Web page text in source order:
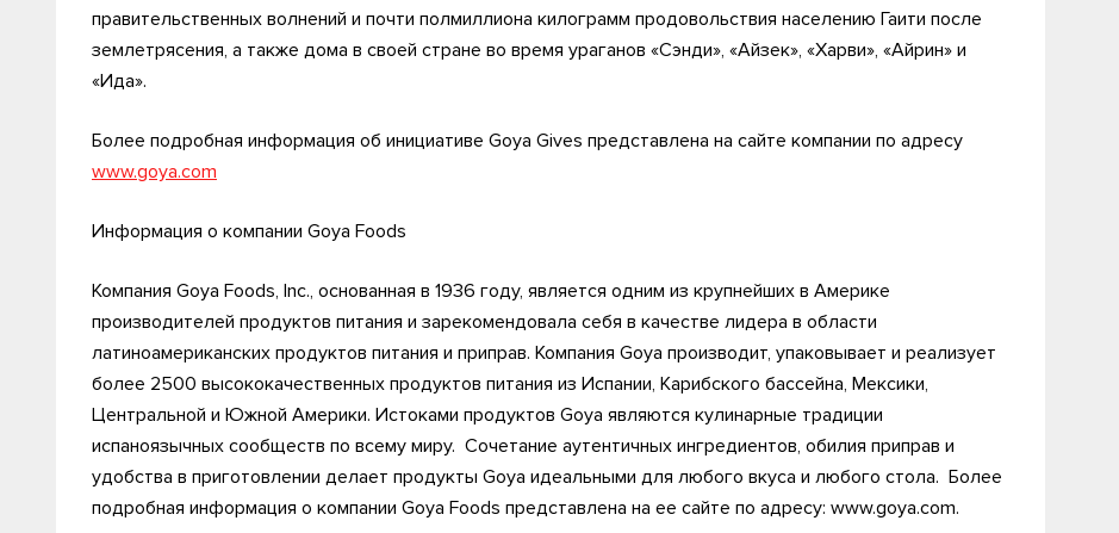
правительственных волнений и почти полмиллиона килограмм продовольствия населению Гаити после
землетрясения, а также дома в своей стране во время ураганов «Сэнди», «Айзек», «Харви», «Айрин» и
«Ида».
Более подробная информация об инициативе Goya Gives представлена на сайте компании по адресу
www.goya.com
Информация о компании Goya Foods
Компания Goya Foods, Inc., основанная в 1936 году, является одним из крупнейших в Америке
производителей продуктов питания и зарекомендовала себя в качестве лидера в области
латиноамериканских продуктов питания и приправ. Компания Goya производит, упаковывает и реализует
более 2500 высококачественных продуктов питания из Испании, Карибского бассейна, Мексики,
Центральной и Южной Америки. Истоками продуктов Goya являются кулинарные традиции
испаноязычных сообществ по всему миру. Сочетание аутентичных ингредиентов, обилия приправ и
удобства в приготовлении делает продукты Goya идеальными для любого вкуса и любого стола. Более
подробная информация о компании Goya Foods представлена на ее сайте по адресу: www.goya.com.